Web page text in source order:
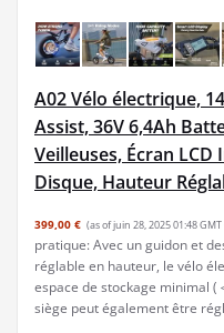
A02 Vélo électrique,
Assist, 36V 6,4Ah
Veilleuses, Écran
Disque, Hauteur
399,00 € (as of juin 28, 2025 01:48 GMT
pratique: Avec un guidon et
réglable en hauteur, le vélo
espace de stockage minimal (
siège peut également être